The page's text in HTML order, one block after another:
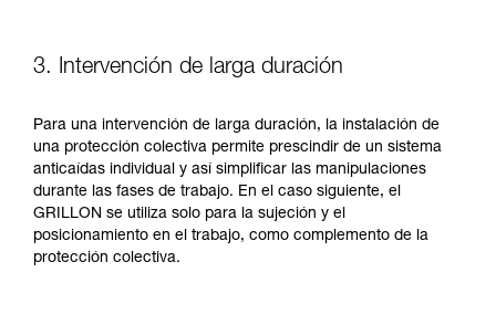
3. Intervención de larga duración
Para una intervención de larga duración, la instalación de
una protección colectiva permite prescindir de un sistema
anticaídas individual y así simplificar las manipulaciones
durante las fases de trabajo. En el caso siguiente, el
GRILLON se utiliza solo para la sujeción y el
posicionamiento en el trabajo, como complemento de la
protección colectiva.